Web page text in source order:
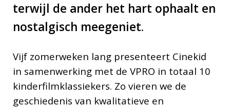
terwijl de ander het hart ophaalt en
nostalgisch meegeniet.
Vijf zomerweken lang presenteert Cinekid
in samenwerking met de VPRO in totaal 10
kinderfilmklassiekers. Zo vieren we de
geschiedenis van kwalitatieve en